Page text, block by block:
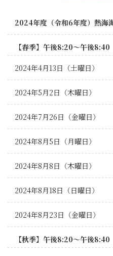
2024年度（令和6年度）熱海
【春季】午後8:20～午後8:40
2024年4月13日（土曜日）
2024年5月2日（木曜日）
2024年7月26日（金曜日）
2024年8月5日（月曜日）
2024年8月8日（木曜日）
2024年8月18日（日曜日）
2024年8月23日（金曜日）
【秋季】午後8:20～午後8:40